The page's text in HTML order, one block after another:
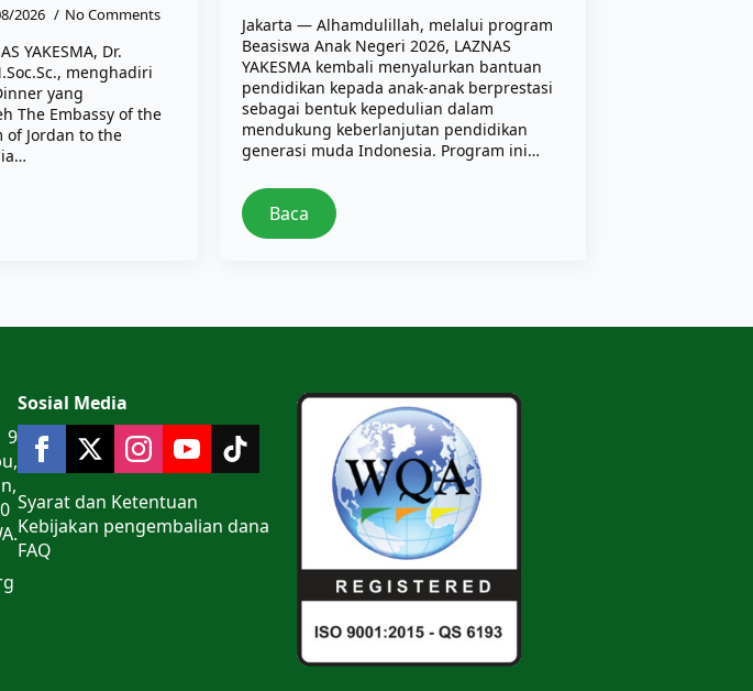
2026 No Comments
YAKESMA, Dr.
menghadiri
yang
The Embassy of the
of Jordan to the
Jakarta — Alhamdulillah, melalui program
Beasiswa Anak Negeri 2026, LAZNAS
YAKESMA kembali menyalurkan bantuan
pendidikan kepada anak-anak berprestasi
sebagai bentuk kepedulian dalam
mendukung keberlanjutan pendidikan
generasi muda Indonesia. Program ini…
Baca
9
Sosial Media
Syarat dan Ketentuan
Kebijakan pengembalian dana
FAQ